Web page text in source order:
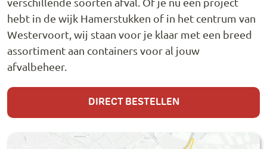
hebt in de wijk Hamerstukken of in het centrum van
Westervoort, wij staan voor je klaar met een breed
assortiment aan containers voor al jouw
afvalbeheer.
DIRECT BESTELLEN